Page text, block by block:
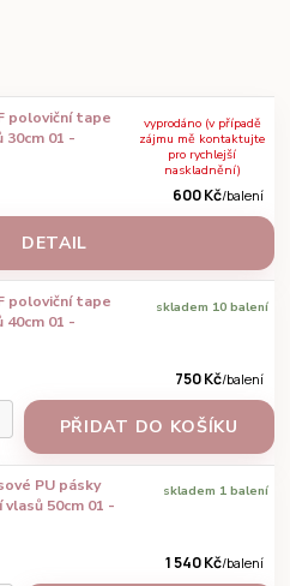
poloviční tape
30cm 01 -
600 Kč/balení
vyprodáno (v případě
zájmu mě kontaktujte
pro rychlejší
naskladnění)
DETAIL
poloviční tape
40cm 01 -
750 Kč/balení
skladem 10 balení
PŘIDAT DO KOŠÍKU
PU pásky
50cm 01 -
1 540 Kč/balení
skladem 1 balení